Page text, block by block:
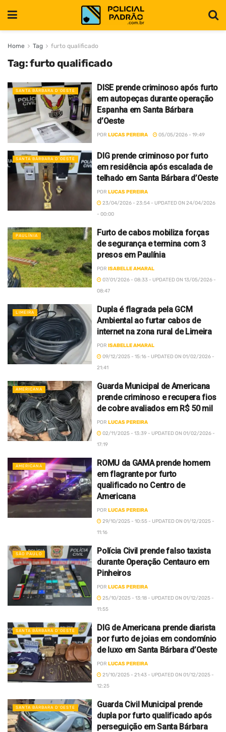
Home Tag furto qualificado
Tag:furto qualificado
SANTA BÁRBARA D’OESTE
DISE prende criminoso após furto
em autopeças durante operação
Espanha em Santa Bárbara
d’Oeste
POR LUCAS PEREIRA 05/05/2026 - 19:49
SANTA BÁRBARA D’OESTE
DIG prende criminoso por furto
em residência após escalada de
telhado em Santa Bárbara d’Oeste
POR LUCAS PEREIRA
23/04/2026 - 23:54 - UPDATED ON 24/04/2026
- 00:00
PAULÍNIA
Furto de cabos mobiliza forças
de segurança e termina com 3
presos em Paulínia
POR ISABELLE AMARAL
07/01/2026 - 08:33 - UPDATED ON 13/05/2026 -
08:47
LIMEIRA
Dupla é flagrada pela GCM
Ambiental ao furtar cabos de
internet na zona rural de Limeira
POR ISABELLE AMARAL
09/12/2025 - 15:16 - UPDATED ON 01/02/2026 -
21:41
AMERICANA
Guarda Municipal de Americana
prende criminoso e recupera fios
de cobre avaliados em R$ 50 mil
POR LUCAS PEREIRA
02/11/2025 - 13:39 - UPDATED ON 01/02/2026 -
17:19
AMERICANA
ROMU da GAMA prende homem
em flagrante por furto
qualificado no Centro de
Americana
POR LUCAS PEREIRA
29/10/2025 - 10:55 - UPDATED ON 01/12/2025 -
11:16
SÃO PAULO
Polícia Civil prende falso taxista
durante Operação Centauro em
Pinheiros
POR LUCAS PEREIRA
25/10/2025 - 13:18 - UPDATED ON 01/12/2025 -
11:55
SANTA BÁRBARA D’OESTE
DIG de Americana prende diarista
por furto de joias em condomínio
de luxo em Santa Bárbara d’Oeste
POR LUCAS PEREIRA
21/10/2025 - 21:43 - UPDATED ON 01/12/2025 -
12:25
SANTA BÁRBARA D’OESTE
Guarda Civil Municipal prende
dupla por furto qualificado após
perseguição em Santa Bárbara